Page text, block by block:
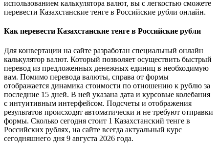
использованием калькулятора валют, вы с легкостью сможете
перевести Казахстанские тенге в Российские рубли онлайн.
Как перевести Казахстанские тенге в Российские рубли
Для конвертации на сайте разработан специальный онлайн
калькулятор валют. Который позволяет осуществить быстрый
перевод из предложенных денежных единиц в необходимую
вам. Помимо перевода валюты, справа от формы
отображается динамика стоимости по отношению к рублю за
последние 15 дней. В ней указана дата и курсовые колебания
с интуитивным интерфейсом. Подсчеты и отображения
результатов происходят автоматически и не требуют отправки
формы. Сколько сегодня стоит 1 Казахстанский тенге в
Российских рублях, на сайте всегда актуальный курс
сегодняшнего дня 9 августа 2026 года.